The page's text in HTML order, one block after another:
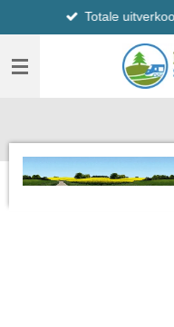
direct
naar
hoofdinhoud
Totale